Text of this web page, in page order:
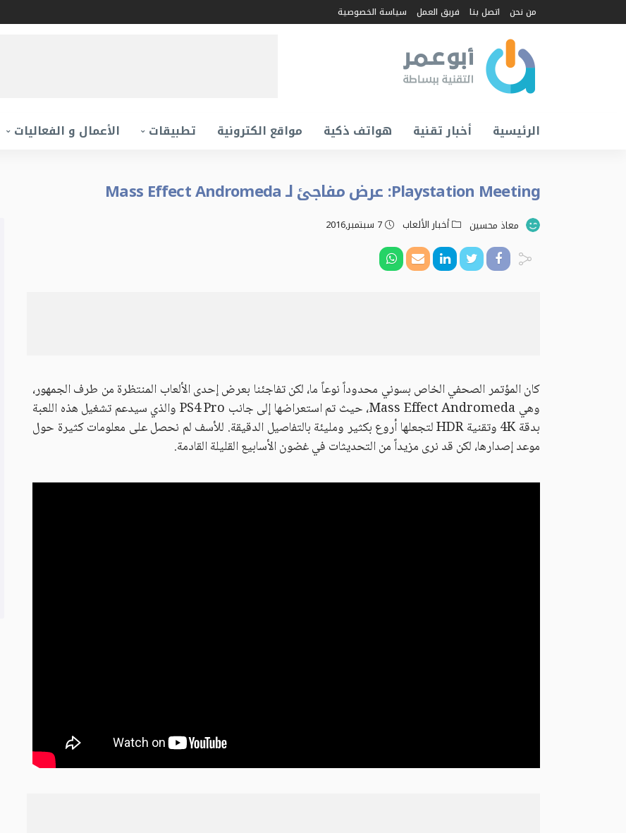
من نحن اتصل بنا فريق العمل سياسة الخصوصية
الرئيسية أخبار تقنية هواتف ذكية مواقع الكترونية تطبيقات الأعمال و الفعاليات
Playstation Meeting: عرض مفاجئ لـ Mass Effect Andromeda
معاذ محسين أخبار الألعاب 7 سبتمبر,2016
كان المؤتمر الصحفي الخاص بسوني محدوداً نوعاً ما، لكن تفاجئنا بعرض إحدى الألعاب المنتظرة من طرف الجمهور،
وهي Mass Effect Andromeda، حيث تم استعراضها إلى جانب PS4 Pro والذي سيدعم تشغيل هذه اللعبة
بدقة 4K وتقنية HDR لتجعلها أروع بكثير ومليئة بالتفاصيل الدقيقة. للأسف لم نحصل على معلومات كثيرة حول
موعد إصدارها، لكن قد نرى مزيداً من التحديثات في غضون الأسابيع القليلة القادمة.